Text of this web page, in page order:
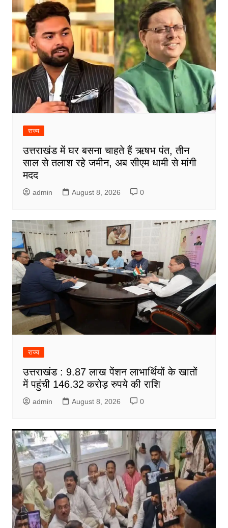
राज्य
उत्तराखंड में घर बसना चाहते हैं ऋषभ पंत, तीन
साल से तलाश रहे जमीन, अब सीएम धामी से मांगी
मदद
admin August 8, 2026 0
राज्य
उत्तराखंड : 9.87 लाख पेंशन लाभार्थियों के खातों
में पहुंची 146.32 करोड़ रुपये की राशि
admin August 8, 2026 0